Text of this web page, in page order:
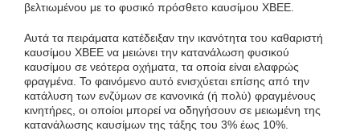
βελτιωμένου με το φυσικό πρόσθετο καυσίμου XBEE.
Αυτά τα πειράματα κατέδειξαν την ικανότητα του καθαριστή
καυσίμου XBEE να μειώνει την κατανάλωση φυσικού
καυσίμου σε νεότερα οχήματα, τα οποία είναι ελαφρώς
φραγμένα. Το φαινόμενο αυτό ενισχύεται επίσης από την
κατάλυση των ενζύμων σε κανονικά (ή πολύ) φραγμένους
κινητήρες, οι οποίοι μπορεί να οδηγήσουν σε μειωμένη της
κατανάλωσης καυσίμων της τάξης του 3% έως 10%.